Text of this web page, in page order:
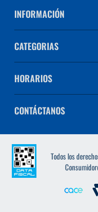
INFORMACIÓN
CATEGORIAS
HORARIOS
CONTÁCTANOS
Todos los